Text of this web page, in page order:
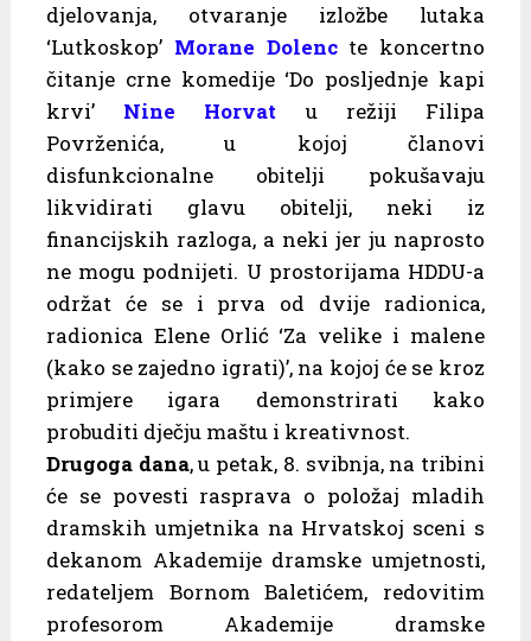
djelovanja, otvaranje izložbe lutaka
‘Lutkoskop’ Morane Dolencte koncertno
čitanje crne komedije ‘Do posljednje kapi
krvi’ Nine Horvat u režiji Filipa
Povrženića, u kojoj članovi
disfunkcionalne obitelji pokušavaju
likvidirati glavu obitelji, neki iz
financijskih razloga, a neki jer ju naprosto
ne mogu podnijeti. U prostorijama HDDU-a
održat će se i prva od dvije radionica,
radionica Elene Orlić ‘Za velike i malene
(kako se zajedno igrati)’, na kojoj će se kroz
primjere igara demonstrirati kako
probuditi dječju maštu i kreativnost.
Drugoga dana, u petak, 8. svibnja, na tribini
će se povesti rasprava o položaj mladih
dramskih umjetnika na Hrvatskoj sceni s
dekanom Akademije dramske umjetnosti,
redateljem Bornom Baletićem, redovitim
profesorom Akademije dramske